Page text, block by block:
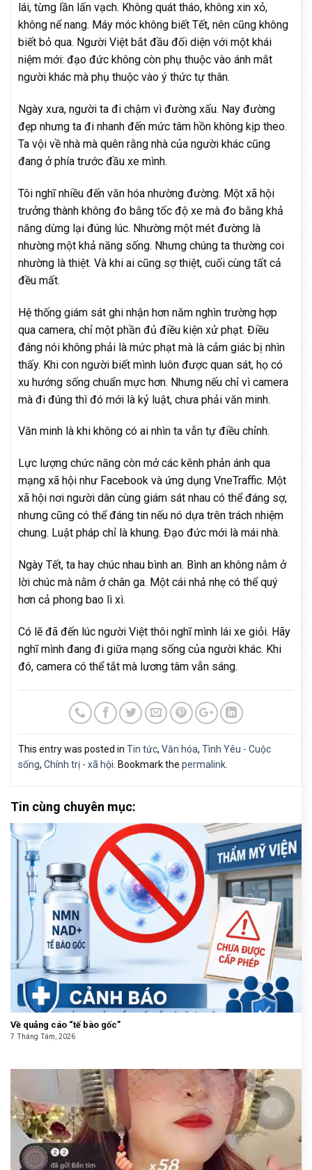
lái, từng lần lấn vạch. Không quát tháo, không xin xỏ,
không nể nang. Máy móc không biết Tết, nên cũng không
biết bỏ qua. Người Việt bắt đầu đối diện với một khái
niệm mới: đạo đức không còn phụ thuộc vào ánh mắt
người khác mà phụ thuộc vào ý thức tự thân.
Ngày xưa, người ta đi chậm vì đường xấu. Nay đường
đẹp nhưng ta đi nhanh đến mức tâm hồn không kịp theo.
Ta vội về nhà mà quên rằng nhà của người khác cũng
đang ở phía trước đầu xe mình.
Tôi nghĩ nhiều đến văn hóa nhường đường. Một xã hội
trưởng thành không đo bằng tốc độ xe mà đo bằng khả
năng dừng lại đúng lúc. Nhường một mét đường là
nhường một khả năng sống. Nhưng chúng ta thường coi
nhường là thiệt. Và khi ai cũng sợ thiệt, cuối cùng tất cả
đều mất.
Hệ thống giám sát ghi nhận hơn năm nghìn trường hợp
qua camera, chỉ một phần đủ điều kiện xử phạt. Điều
đáng nói không phải là mức phạt mà là cảm giác bị nhìn
thấy. Khi con người biết mình luôn được quan sát, họ có
xu hướng sống chuẩn mực hơn. Nhưng nếu chỉ vì camera
mà đi đúng thì đó mới là kỷ luật, chưa phải văn minh.
Văn minh là khi không có ai nhìn ta vẫn tự điều chỉnh.
Lực lượng chức năng còn mở các kênh phản ánh qua
mạng xã hội như Facebook và ứng dụng VneTraffic. Một
xã hội nơi người dân cùng giám sát nhau có thể đáng sợ,
nhưng cũng có thể đáng tin nếu nó dựa trên trách nhiệm
chung. Luật pháp chỉ là khung. Đạo đức mới là mái nhà.
Ngày Tết, ta hay chúc nhau bình an. Bình an không nằm ở
lời chúc mà nằm ở chân ga. Một cái nhả nhẹ có thể quý
hơn cả phong bao lì xì.
Có lẽ đã đến lúc người Việt thôi nghĩ mình lái xe giỏi. Hãy
nghĩ mình đang đi giữa mạng sống của người khác. Khi
đó, camera có thể tắt mà lương tâm vẫn sáng.
This entry was posted in Tin tức, Văn hóa, Tình Yêu - Cuộc
sống, Chính trị - xã hội . Bookmark the permalink
Tin cùng chuyên mục:
Về quảng cáo “tế bào gốc”
7 Tháng Tám, 2026